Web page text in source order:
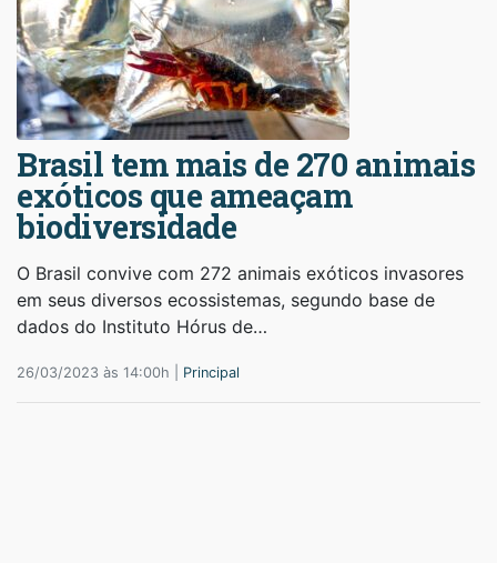
Brasil tem mais de 270 animais
exóticos que ameaçam
biodiversidade
O Brasil convive com 272 animais exóticos invasores
em seus diversos ecossistemas, segundo base de
dados do Instituto Hórus de…
26/03/2023 às 14:00h | Principal